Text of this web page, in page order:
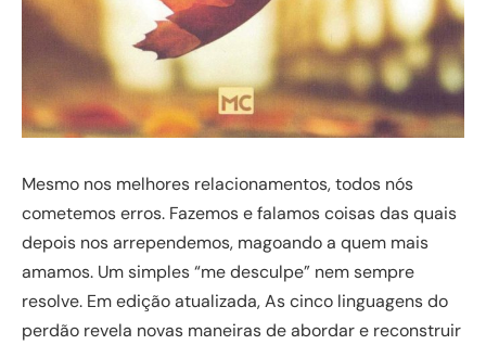
Mesmo nos melhores relacionamentos, todos nós
cometemos erros. Fazemos e falamos coisas das quais
depois nos arrependemos, magoando a quem mais
amamos. Um simples “me desculpe” nem sempre
resolve. Em edição atualizada, As cinco linguagens do
perdão revela novas maneiras de abordar e reconstruir